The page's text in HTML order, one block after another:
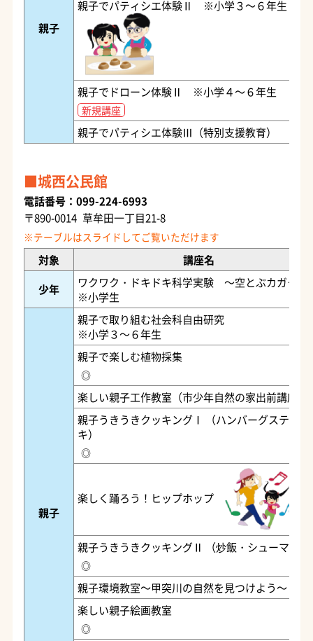
親子
親子でパティシエ体験Ⅱ ※小学３～６年生
親子でドローン体験Ⅱ ※小学４～６年生
新規講座
親子でパティシエ体験Ⅲ（特別支援教育）
城西公民館
電話番号：099-224-6993
〒890-0014 草牟田一丁目21-8
対象
講座名
少年
ワクワク・ドキドキ科学実験 ～空とぶカガク～
※小学生
親子
親子で取り組む社会科自由研究
※小学３～６年生
親子で楽しむ植物採集
◎
楽しい親子工作教室（市少年自然の家出前講座）
親子うきうきクッキングⅠ （ハンバーグステー
キ）
◎
楽しく踊ろう！ヒップホップ
親子うきうきクッキングⅡ （炒飯・シューマイ）
◎
親子環境教室～甲突川の自然を見つけよう～
楽しい親子絵画教室
◎